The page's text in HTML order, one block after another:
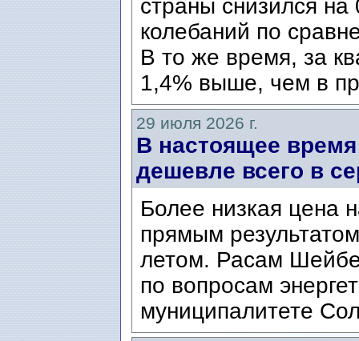
страны снизился
колебаний по
В то же время, за
1,4% выше, чем в
29 июля 2026 г.
В настоящее
дешевле всего в
Более низкая цена
прямым
летом. Расам
по вопросам
муниципалитете